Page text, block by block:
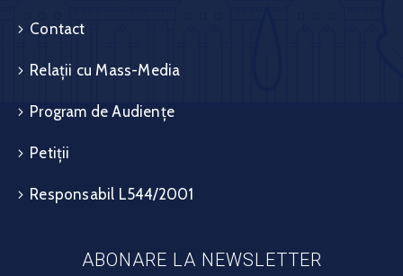
Contact
Relații cu Mass-Media
Program de Audiențe
Petiții
Responsabil L544/2001
ABONARE LA NEWSLETTER